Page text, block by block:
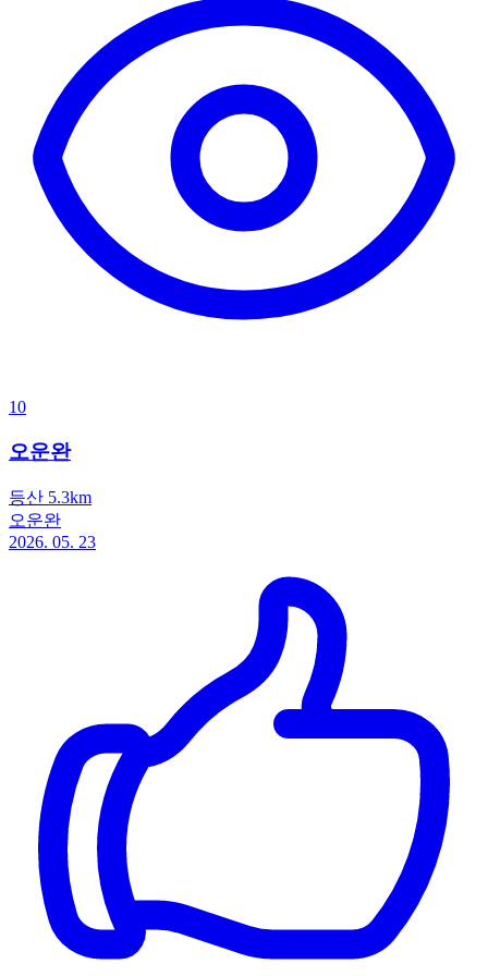
10
오운완
등산 5.3km
오운완
2026. 05. 23